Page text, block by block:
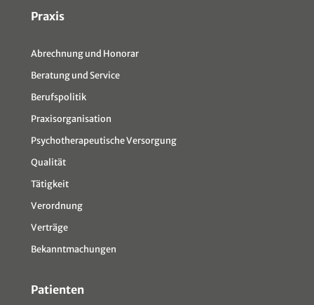
Sitemap
Praxis
Abrechnung und Honorar
Beratung und Service
Berufspolitik
Praxisorganisation
Psychotherapeutische Versorgung
Qualität
Tätigkeit
Verordnung
Verträge
Bekanntmachungen
Patienten